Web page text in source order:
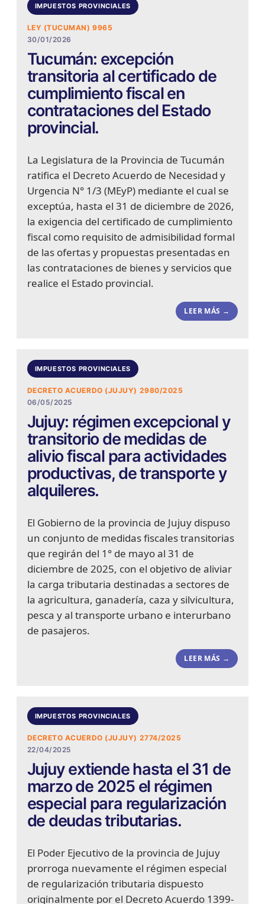
IMPUESTOS PROVINCIALES
LEY (TUCUMAN) 9965
30/01/2026
Tucumán: excepción
transitoria al certificado de
cumplimiento fiscal en
contrataciones del Estado
provincial.
La Legislatura de la Provincia de Tucumán
ratifica el Decreto Acuerdo de Necesidad y
Urgencia N° 1/3 (MEyP) mediante el cual se
exceptúa, hasta el 31 de diciembre de 2026,
la exigencia del certificado de cumplimiento
fiscal como requisito de admisibilidad formal
de las ofertas y propuestas presentadas en
las contrataciones de bienes y servicios que
realice el Estado provincial.
LEER MÁS →
IMPUESTOS PROVINCIALES
DECRETO ACUERDO (JUJUY) 2980/2025
06/05/2025
Jujuy: régimen excepcional y
transitorio de medidas de
alivio fiscal para actividades
productivas, de transporte y
alquileres.
El Gobierno de la provincia de Jujuy dispuso
un conjunto de medidas fiscales transitorias
que regirán del 1° de mayo al 31 de
diciembre de 2025, con el objetivo de aliviar
la carga tributaria destinadas a sectores de
la agricultura, ganadería, caza y silvicultura,
pesca y al transporte urbano e interurbano
de pasajeros.
LEER MÁS →
IMPUESTOS PROVINCIALES
DECRETO ACUERDO (JUJUY) 2774/2025
22/04/2025
Jujuy extiende hasta el 31 de
marzo de 2025 el régimen
especial para regularización
de deudas tributarias.
El Poder Ejecutivo de la provincia de Jujuy
prorroga nuevamente el régimen especial
de regularización tributaria dispuesto
originalmente por el Decreto Acuerdo 1399-